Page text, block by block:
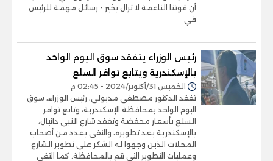
أن قوتنا الناعمة لا تزال بخير - رسائل مهمة للرئيس
في
رئيس الوزراء يتفقد سوق اليوم الواحد
بالإسكندرية ويتابع توافر السلع
الخميس 31/أكتوبر/2024 - 02:45 م
تفقد الدكتور مصطفى مدبولى، رئيس الوزراء، سوق
اليوم الواحد بمحافظة الإسكندرية، وتابع توافر
السلع بأسعار مخفضة وتفقد شارع النبى دانيال،
بالإسكندرية بعد تطويره، والتقى بعدد من أصحاب
المحلات الذين وجهوا له الشكر على تطوير الشارع
وعمليات التطوير التى تتم بالمحافظة. كما التقى